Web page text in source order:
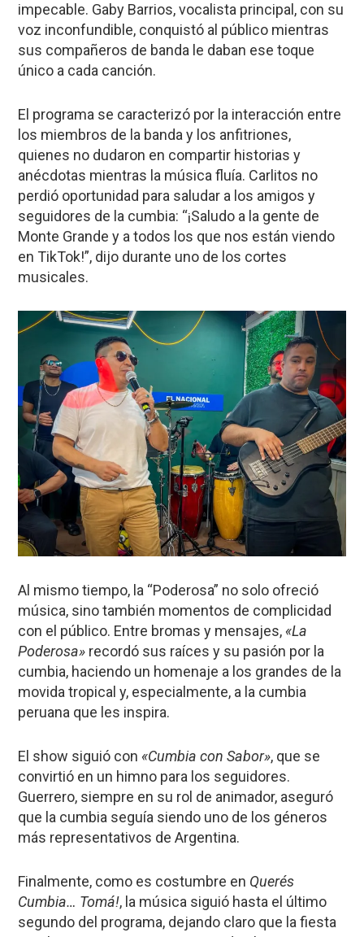
impecable. Gaby Barrios, vocalista principal, con su
voz inconfundible, conquistó al público mientras
sus compañeros de banda le daban ese toque
único a cada canción.
El programa se caracterizó por la interacción entre
los miembros de la banda y los anfitriones,
quienes no dudaron en compartir historias y
anécdotas mientras la música fluía. Carlitos no
perdió oportunidad para saludar a los amigos y
seguidores de la cumbia: “¡Saludo a la gente de
Monte Grande y a todos los que nos están viendo
en TikTok!”, dijo durante uno de los cortes
musicales.
Al mismo tiempo, la “Poderosa” no solo ofreció
música, sino también momentos de complicidad
con el público. Entre bromas y mensajes, «La
Poderosa» recordó sus raíces y su pasión por la
cumbia, haciendo un homenaje a los grandes de la
movida tropical y, especialmente, a la cumbia
peruana que les inspira.
El show siguió con «Cumbia con Sabor», que se
convirtió en un himno para los seguidores.
Guerrero, siempre en su rol de animador, aseguró
que la cumbia seguía siendo uno de los géneros
más representativos de Argentina.
Finalmente, como es costumbre en Querés
Cumbia… Tomá!, la música siguió hasta el último
segundo del programa, dejando claro que la fiesta